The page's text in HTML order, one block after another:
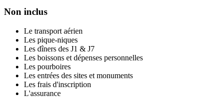
Non inclus
Le transport aérien
Les pique-niques
Les dîners des J1 & J7
Les boissons et dépenses personnelles
Les pourboires
Les entrées des sites et monuments
Les frais d'inscription
L'assurance